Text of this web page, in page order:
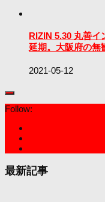
RIZIN 5.30 丸善イ
延期。大阪府の無
2021-05-12
Follow:
最新記事